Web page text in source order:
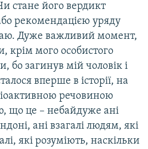
стане його вердикт
рекомендацією уряду
Дуже важливий момент,
крім мого особистого
бо загинув мій чоловік і
вперше в історії, на
речовиною
що це – небайдуже ані
ані взагалі людям, які
які розуміють, наскільки